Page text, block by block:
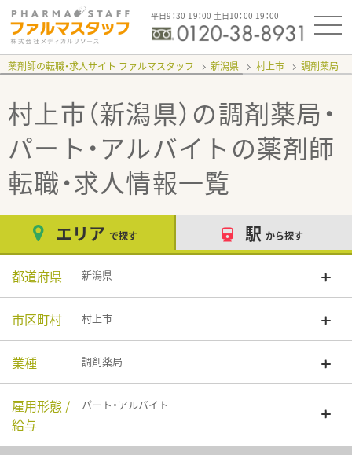
平日9：30-19：00 土日10：00-19：00
薬剤師の転職・求人サイト ファルマスタッフ 新潟県 村上市 調剤薬局
村上市（新潟県）の調剤薬局・
パート・アルバイト の薬剤師
転職・求人情報一覧
エリア で探す 駅 から探す
都道府県 新潟県
市区町村 村上市
業種 調剤薬局
雇用形態 /
給与
パート・アルバイト